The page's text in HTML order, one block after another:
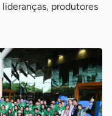
produtores